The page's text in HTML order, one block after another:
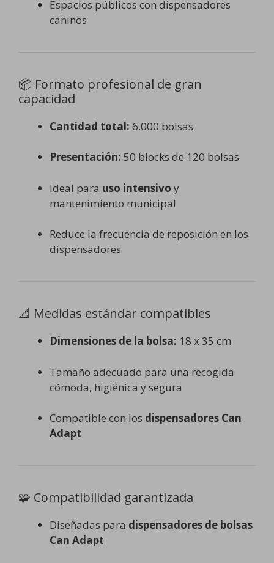
Espacios públicos con dispensadores
caninos
📦 Formato profesional de gran
capacidad
Cantidad total: 6.000 bolsas
Presentación: 50 blocks de 120 bolsas
Ideal para uso intensivo y
mantenimiento municipal
Reduce la frecuencia de reposición en los
dispensadores
📐 Medidas estándar compatibles
Dimensiones de la bolsa: 18 x 35 cm
Tamaño adecuado para una recogida
cómoda, higiénica y segura
Compatible con los dispensadores Can
Adapt
🧩 Compatibilidad garantizada
Diseñadas para dispensadores de bolsas
Can Adapt